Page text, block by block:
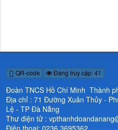
QR-code Đang truy cập: 41
Đoàn TNCS Hồ Chí Minh Thành
Địa chỉ : 71 Đường Xuân Thủy -
Lệ - TP Đà Nẵng
Thư điện tử :
Điện thoại: 0236 3695362